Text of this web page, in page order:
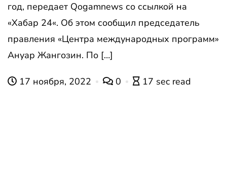
год, передает Qogamnews со ссылкой на
«Хабар 24«. Об этом сообщил председатель
правления «Центра международных программ»
Ануар Жангозин. По […]
17 ноября, 2022 0 17 sec read